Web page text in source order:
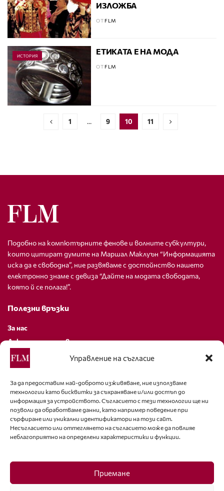
Управление на съгласие
За да предоставим най-доброто изживяване, ние използваме
технологии като бисквитки за съхраняване и/или достъп до
информация за устройството. Съгласието с тези технологии ще ни
позволи да обработваме данни, като например поведение при
сърфиране или уникални идентификатори на този сайт.
Несъгласието или оттеглянето на съгласието може да повлияе
неблагоприятно на определени характеристики и функции.
Приемане
ИЗЛОЖБА
ОТ FLM
ИСТОРИЯ ЕТИКАТА Е НА МОДА
ОТ FLM
1 … 9 10 11
Подобно на компютърните фенове и волните субкултури,
които цитират думите на Маршал Маклуън “Информацията
иска да е свободна”, ние развяваме с достойнство нашето
електронно знаме с девиза “Дайте на модата свободата,
която й се полага!”.
Полезни връзки
За нас
Декларация за поверителност
Политика за бисквитки
За контакти
editor@fashion-lifestyle.net
+359 88 227 33 47
Последвайте ни
Facebook